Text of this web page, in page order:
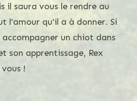
il saura vous le rendre au
l'amour qu'il a à donner. Si
un chiot dans
son apprentissage, Rex
!